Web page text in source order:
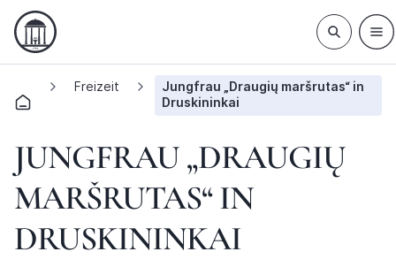
Freizeit
Jungfrau „Draugių maršrutas“ in
Druskininkai
JUNGFRAU „DRAUGIŲ
MARŠRUTAS“ IN
DRUSKININKAI